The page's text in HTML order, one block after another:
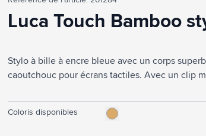
Thèmes
Accessoires boissons
Sacs & Voyage
Cuisiner & Vivre
Produits de soin
Luca Touch Bamboo
Stylo à bille à encre bleue avec un corps
caoutchouc pour écrans tactiles. Avec un clip
Coloris disponibles